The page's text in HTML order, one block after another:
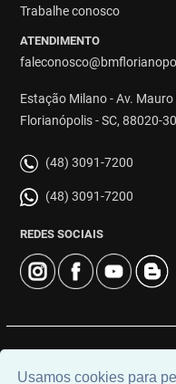
Usamos cookies para
Trabalhe conosco
ATENDIMENTO
Estação Milano - Av.
Florianópolis - SC, 88020-
(48) 3091-7200
(48) 3091-7200
REDES SOCIAIS
© 2026 | BM Class
Universal Software.